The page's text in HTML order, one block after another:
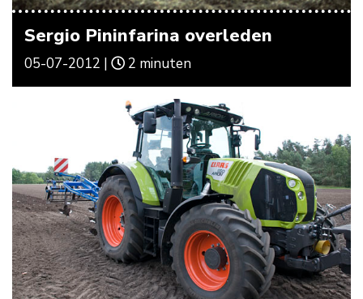
Sergio Pininfarina overleden
05-07-2012 | 2 minuten